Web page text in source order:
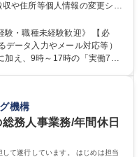
や住所等個人情報の変更シス
将来的には、各種委員会の運
員管理・データ
情報のシステム登録・更新
【問い合わせ対応】 ・会員
験・職種未経験歓迎》 【必
ータ入力やメール対応等）
機構
務人事業務/年間休日
て遂行しています。 はじめは担当